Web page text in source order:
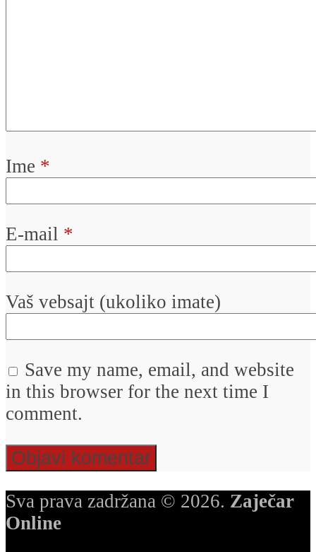
Ime *
E-mail *
Vaš vebsajt (ukoliko imate)
Save my name, email, and website
in this browser for the next time I
comment.
Sva prava zadržana © 2026. Zaječar
Online